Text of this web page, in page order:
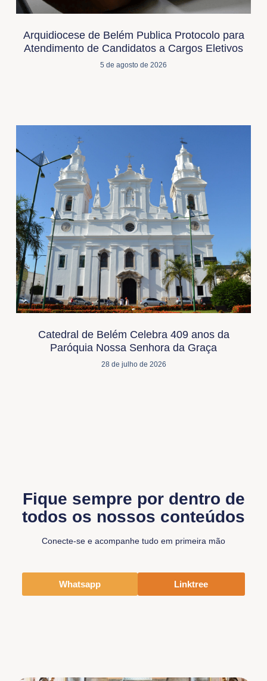
Arquidiocese de Belém Publica Protocolo para
Atendimento de Candidatos a Cargos Eletivos
5 de agosto de 2026
Catedral de Belém Celebra 409 anos da
Paróquia Nossa Senhora da Graça
28 de julho de 2026
Fique sempre por dentro de
todos os nossos conteúdos
Conecte-se e acompanhe tudo em primeira mão
Whatsapp Linktree